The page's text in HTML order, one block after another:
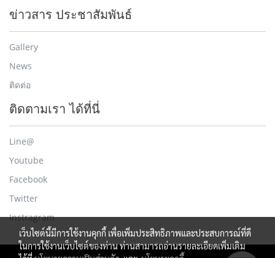
ข่าวสาร ประชาสัมพันธ์
Gallery
News
ติดต่อ
ติดตามเรา ได้ที่นี่
Line@
Youtube
Facebook
Twitter
Instragram
Copy right by www.oxcomputer.com
เว็บไซต์นี้มีการใช้งานคุกกี้ เพื่อเพิ่มประสิทธิภาพและประสบการณ์ที่ดี
ในการใช้งานเว็บไซต์ของท่าน ท่านสามารถอ่านรายละเอียดเพิ่มเติม